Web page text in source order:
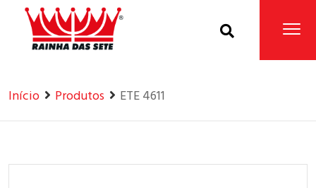
Home Produtos
Início Produtos ETE 4611